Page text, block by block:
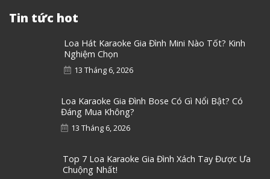
Tin tức hot
Loa Hát Karaoke Gia Đình Mini Nào Tốt? Kinh
Nghiệm Chọn
13 Tháng 6, 2026
Loa Karaoke Gia Đình Bose Có Gì Nổi Bật? Có
Đáng Mua Không?
13 Tháng 6, 2026
Top 7 Loa Karaoke Gia Đình Xách Tay Được Ưa
Chuộng Nhất!